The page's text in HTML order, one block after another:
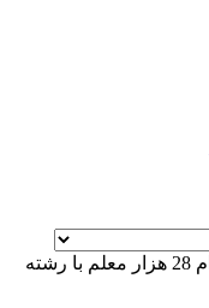
استخدام 28 هزار معلم با رشته